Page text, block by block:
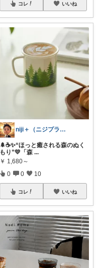
コレ いいね
niji＋（ニジプラス）感謝しています
🌲☕✨“ほっと癒される森のぬく
もり”💛「森 ...
￥ 1,680～
0 0 10
コレ いいね